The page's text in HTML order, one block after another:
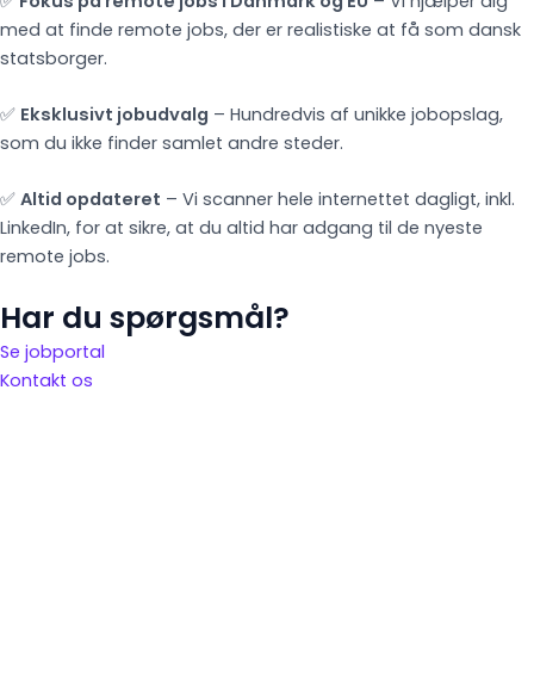
med at finde remote jobs, der er realistiske at få som dansk
statsborger.
✅ Eksklusivt jobudvalg – Hundredvis af unikke jobopslag,
som du ikke finder samlet andre steder.
✅ Altid opdateret – Vi scanner hele internettet dagligt, inkl.
LinkedIn, for at sikre, at du altid har adgang til de nyeste
remote jobs.
Har du spørgsmål?
Se jobportal
Kontakt os